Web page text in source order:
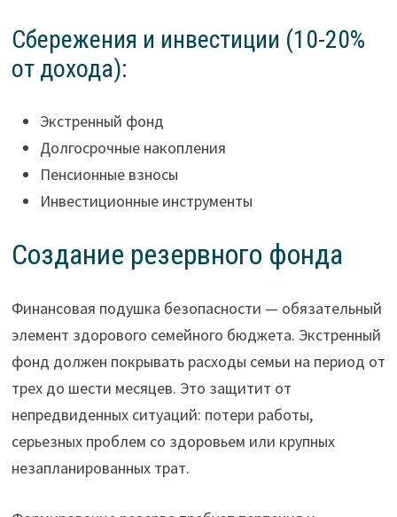
Сбережения и инвестиции (10-20%
от дохода):
Экстренный фонд
Долгосрочные накопления
Пенсионные взносы
Инвестиционные инструменты
Создание резервного фонда
Финансовая подушка безопасности — обязательный
элемент здорового семейного бюджета. Экстренный
фонд должен покрывать расходы семьи на период от
трех до шести месяцев. Это защитит от
непредвиденных ситуаций: потери работы,
серьезных проблем со здоровьем или крупных
незапланированных трат.